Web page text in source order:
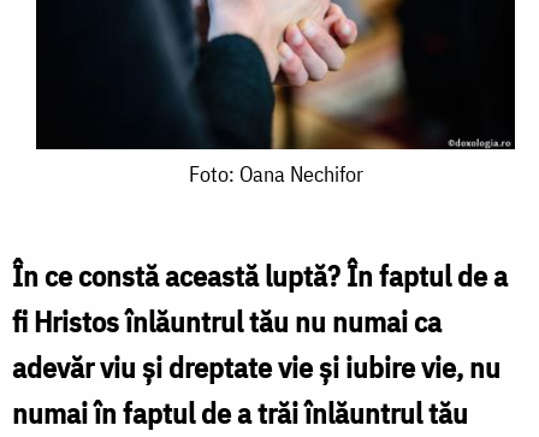
Foto: Oana Nechifor
În ce constă această luptă? În faptul de a
fi Hristos înlăuntrul tău nu numai ca
adevăr viu și dreptate vie și iubire vie, nu
numai în faptul de a trăi înlăuntrul tău